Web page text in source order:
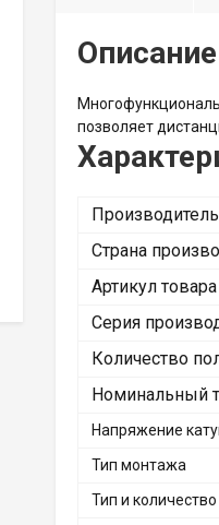
Описание
позволяет
Производитель
Страна
Артикул товара
Серия
Количество
Номинальный
Напряжение
Тип монтажа
Тип и